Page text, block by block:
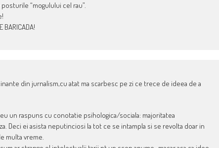
“mogulului cel rau”.
BARICADA!
din jurnalism,cu atat ma scarbesc pe zi ce trece de ideea de a
un raspuns cu conotatie psihologica/sociala: majoritatea
Deci ei asista neputinciosi la tot ce se intampla si se revolta doar in
multa vreme.